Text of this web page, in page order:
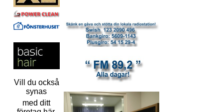
Vill du också
synas
med ditt